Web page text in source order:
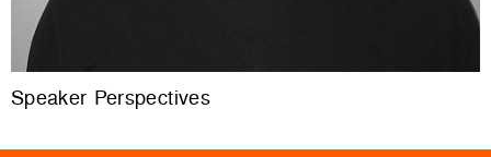
Speaker Perspectives